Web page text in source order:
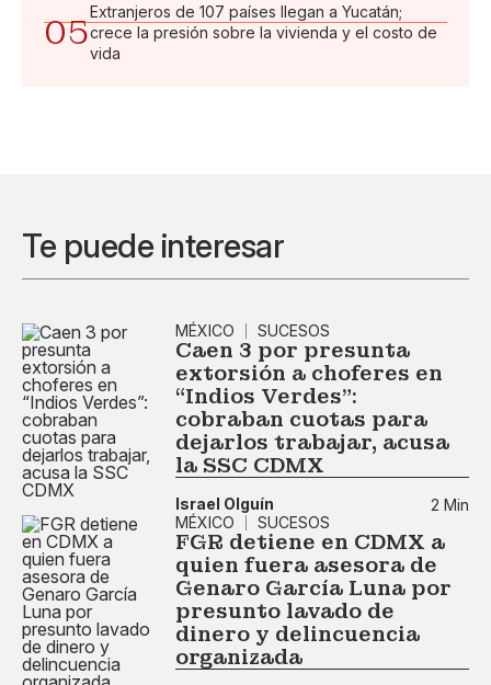
05
Extranjeros de 107 países llegan a Yucatán;
crece la presión sobre la vivienda y el costo de
vida
Te puede interesar
MÉXICO SUCESOS
Caen 3 por presunta
extorsión a choferes en
“Indios Verdes”:
cobraban cuotas para
dejarlos trabajar, acusa
la SSC CDMX
Israel Olguín
2 Min
MÉXICO
SUCESOS
FGR detiene en CDMX a
quien fuera asesora de
Genaro García Luna por
presunto lavado de
dinero y delincuencia
organizada